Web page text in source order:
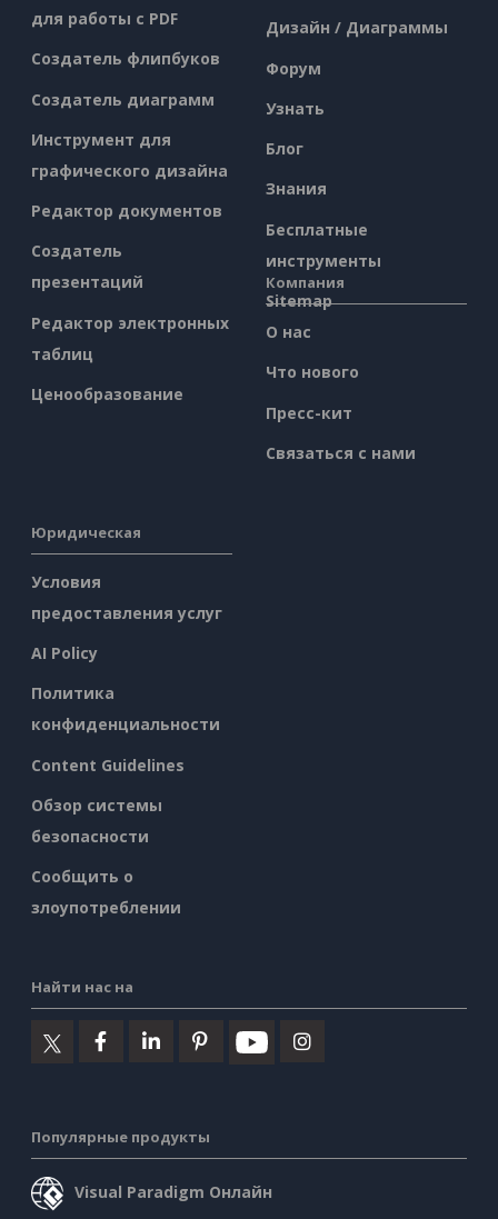
для работы с PDF
Создатель флипбуков
Создатель диаграмм
Инструмент для
графического дизайна
Редактор документов
Создатель
презентаций
Редактор электронных
таблиц
Ценообразование
Дизайн / Диаграммы
Форум
Узнать
Блог
Знания
Бесплатные
инструменты
Sitemap
Компания
О нас
Что нового
Пресс-кит
Связаться с нами
Юридическая
Условия
предоставления услуг
AI Policy
Политика
конфиденциальности
Content Guidelines
Обзор системы
безопасности
Сообщить о
злоупотреблении
Найти нас на
Популярные продукты
Visual Paradigm Онлайн